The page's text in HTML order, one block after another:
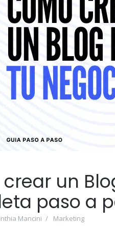
un
paso a
Mancini Marketing